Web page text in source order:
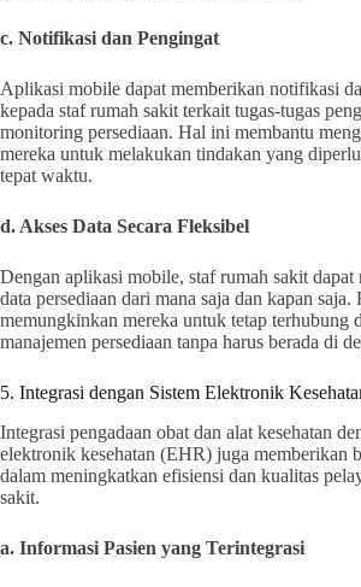
c. Notifikasi dan Pengingat
Aplikasi mobile dapat memberikan notifikasi
kepada staf rumah sakit terkait tugas-tugas
monitoring persediaan. Hal ini membantu
mereka untuk melakukan tindakan yang
tepat waktu.
d. Akses Data Secara Fleksibel
Dengan aplikasi mobile, staf rumah sakit dapat
data persediaan dari mana saja dan kapan
memungkinkan mereka untuk tetap terhubung
manajemen persediaan tanpa harus berada di
5. Integrasi dengan Sistem Elektronik
Integrasi pengadaan obat dan alat kesehatan
elektronik kesehatan (EHR) juga memberikan
dalam meningkatkan efisiensi dan kualitas
sakit.
a. Informasi Pasien yang Terintegrasi